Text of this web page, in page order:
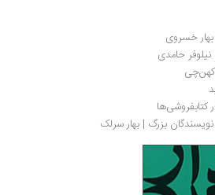
خسروی
حامدی
کهن‌چی
بزرگ | بهار سرلک